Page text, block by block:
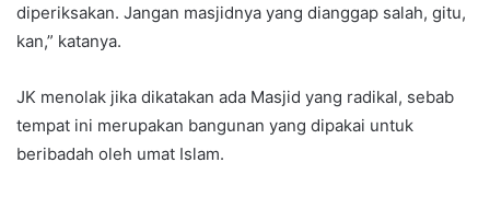
diperiksakan. Jangan masjidnya yang dianggap salah, gitu,
kan,” katanya.
JK menolak jika dikatakan ada Masjid yang radikal, sebab
tempat ini merupakan bangunan yang dipakai untuk
beribadah oleh umat Islam.